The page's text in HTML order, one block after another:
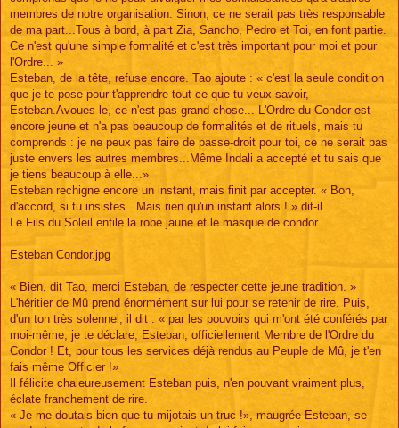
membres de notre organisation. Sinon, ce ne serait pas très responsable
de ma part...Tous à bord, à part Zia, Sancho, Pedro et Toi, en font partie.
Ce n'est qu'une simple formalité et c'est très important pour moi et pour
l'Ordre... »
Esteban, de la tête, refuse encore. Tao ajoute : « c'est la seule condition
que je te pose pour t'apprendre tout ce que tu veux savoir,
Esteban.Avoues-le, ce n'est pas grand chose... L'Ordre du Condor est
encore jeune et n'a pas beaucoup de formalités et de rituels, mais tu
comprends : je ne peux pas faire de passe-droit pour toi, ce ne serait pas
juste envers les autres membres...Même Indali a accepté et tu sais que
je tiens beaucoup à elle...»
Esteban rechigne encore un instant, mais finit par accepter. « Bon,
d'accord, si tu insistes...Mais rien qu'un instant alors ! » dit-il.
Le Fils du Soleil enfile la robe jaune et le masque de condor.
Esteban Condor.jpg
« Bien, dit Tao, merci Esteban, de respecter cette jeune tradition. »
L'héritier de Mû prend énormément sur lui pour se retenir de rire. Puis,
d'un ton très solennel, il dit : « par les pouvoirs qui m'ont été conférés par
moi-même, je te déclare, Esteban, officiellement Membre de l'Ordre du
Condor ! Et, pour tous les services déjà rendus au Peuple de Mû, je t'en
fais même Officier !»
Il félicite chaleureusement Esteban puis, n'en pouvant vraiment plus,
éclate franchement de rire.
« Je me doutais bien que tu mijotais un truc !», maugrée Esteban, se